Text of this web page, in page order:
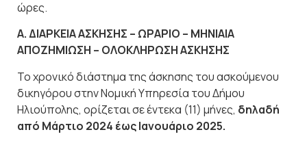
ώρες.
Α. ΔΙΑΡΚΕΙΑ ΑΣΚΗΣΗΣ – ΩΡΑΡΙΟ – ΜΗΝΙΑΙΑ
ΑΠΟΖΗΜΙΩΣΗ – ΟΛΟΚΛΗΡΩΣΗ ΑΣΚΗΣΗΣ
Το χρονικό διάστημα της άσκησης του ασκούμενου
δικηγόρου στην Νομική Υπηρεσία του Δήμου
Ηλιούπολης, ορίζεται σε έντεκα (11) μήνες, δηλαδή
από Μάρτιο 2024 έως Ιανουάριο 2025.